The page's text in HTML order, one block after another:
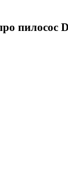
пилосос